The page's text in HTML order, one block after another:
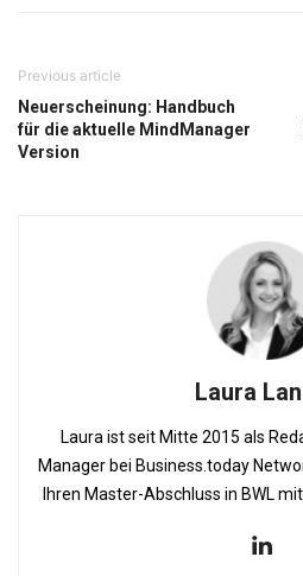
Previous article
Neuerscheinung: Handbuch
für die aktuelle MindManager
Version
Laura
Laura ist seit Mitte 2015 als
Manager bei Business.today
Ihren Master-Abschluss in BWL